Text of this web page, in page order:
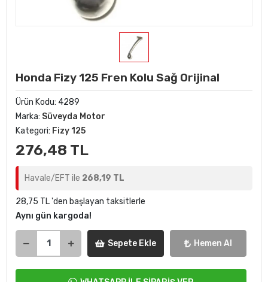
Honda Fizy 125 Fren Kolu Sağ Orijinal
Ürün Kodu: 4289
Marka: Süveyda Motor
Kategori: Fizy 125
276,48 TL
Havale/EFT ile 268,19 TL
28,75 TL 'den başlayan taksitlerle
Aynı gün kargoda!
Sepete Ekle Hemen Al